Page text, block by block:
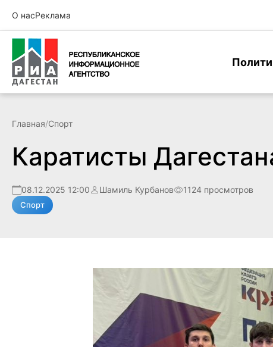
О насРеклама
Главная/Спорт
Каратисты
08.12.2025 12:00 Шамиль Курбанов 1124 просмотров
Спорт